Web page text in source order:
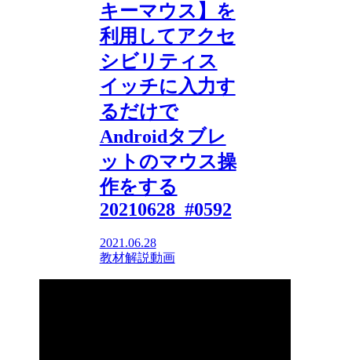
キーマウス】を
利用してアクセ
シビリティス
イッチに入力す
るだけで
Androidタブレ
ットのマウス操
作をする
20210628_#0592
2021.06.28
教材解説動画